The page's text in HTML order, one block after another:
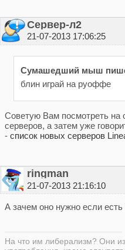
Сервер-л2
21-07-2013 17:06:25
Сумашедший мыш
блин играй на руоффе
Советую Вам посмотреть на
серверов, а затем уже
- список новых серверов
ringman
21-07-2013 21:16:10
А зачем оно нужно если есть
На что им либерализм? Они из